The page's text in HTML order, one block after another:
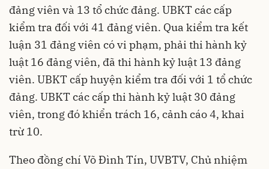
đảng viên và 13 tổ chức đảng. UBKT các cấp
kiểm tra đối với 41 đảng viên. Qua kiểm tra kết
luận 31 đảng viên có vi phạm, phải thi hành kỷ
luật 16 đảng viên, đã thi hành kỷ luật 13 đảng
viên. UBKT cấp huyện kiểm tra đối với 1 tổ chức
đảng. UBKT các cấp thi hành kỷ luật 30 đảng
viên, trong đó khiển trách 16, cảnh cáo 4, khai
trừ 10.
Theo đồng chí Võ Đình Tín, UVBTV, Chủ nhiệm